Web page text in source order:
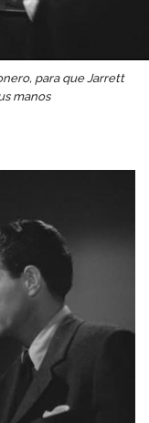
para que Jarrett
manos